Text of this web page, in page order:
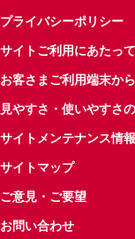
プライバシーポリシー
サイトご利用にあたって
お客さまご利用端末か
見やすさ・使いやすさ
サイトメンテナンス情報
サイトマップ
ご意見・ご要望
お問い合わせ